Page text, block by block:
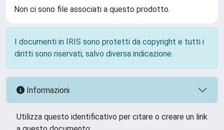
Non ci sono file associati a questo prodotto.
I documenti in IRIS sono protetti da copyright e tutti i
diritti sono riservati, salvo diversa indicazione.
Informazioni
Utilizza questo identificativo per citare o creare un link